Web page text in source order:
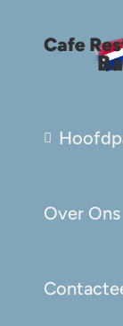
Over Ons